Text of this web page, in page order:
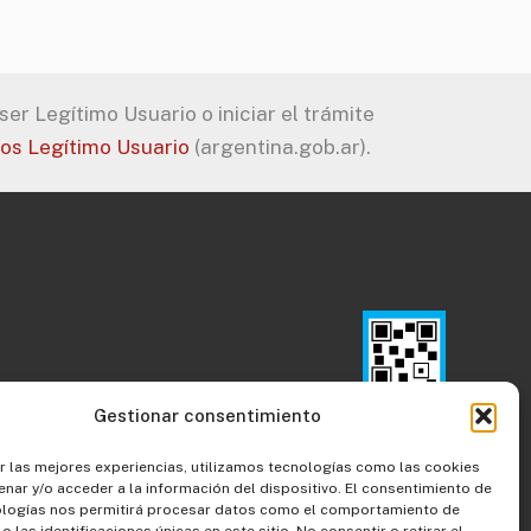
Gestionar consentimiento
las mejores experiencias, utilizamos tecnologías como las cookies
y/o acceder a la información del dispositivo. El consentimiento de
nos permitirá procesar datos como el comportamiento de
Legítimo Usuario o iniciar el trámite
Legítimo Usuario (argentina.gob.ar).